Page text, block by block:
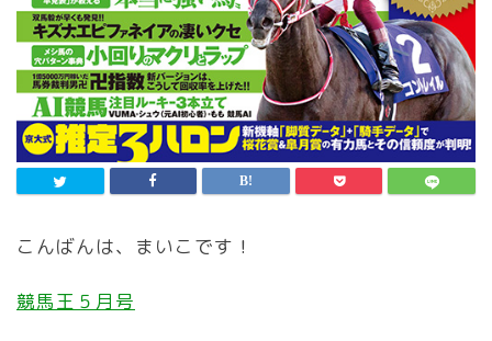
こんばんは、まいこです！
競馬王５月号